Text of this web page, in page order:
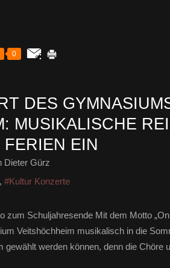
0
DES
MUSIKALISCHE
EIN
Dieter Gürz
, #Kultur Konzerte
zum Schuljahresende Mit dem Motto
Veitshöchheim musikalisch in die
gewählt werden können, denn die Chöre